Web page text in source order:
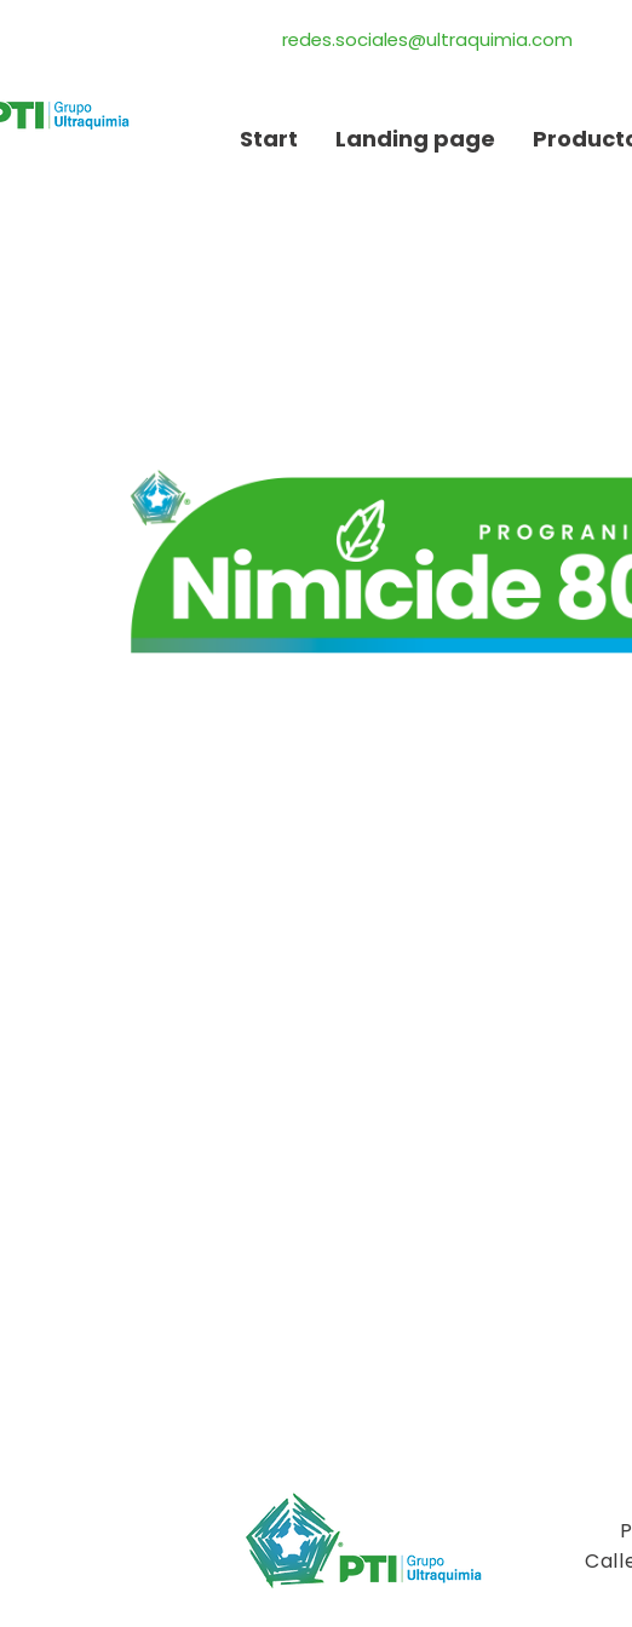
redes.sociales@ultraquimia.com
Start Landing page